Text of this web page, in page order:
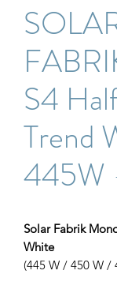
S4
Trend
445W
Solar Fabrik
White
(445 W / 450 W /